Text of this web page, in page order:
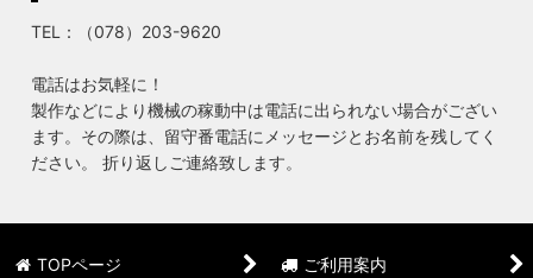
TEL：（078）203-9620
電話はお気軽に！
製作などにより機械の稼動中は電話に出られない場合がござい
ます。その際は、留守番電話にメッセージとお名前を残してく
ださい。 折り返しご連絡致します。
TOPページ ご利用案内